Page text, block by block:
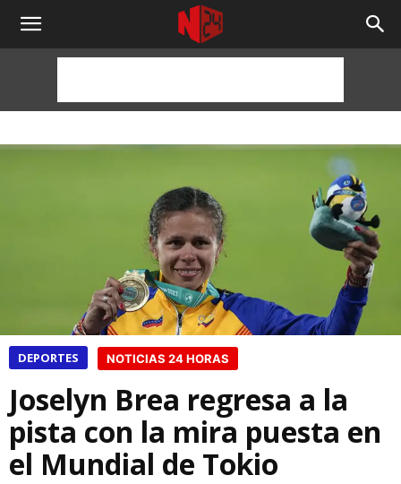
NOTICIAS
HORAS
DEPORTES NOTICIAS 24 HORAS
Joselyn Brea regresa a la
pista con la mira puesta en
el Mundial de Tokio